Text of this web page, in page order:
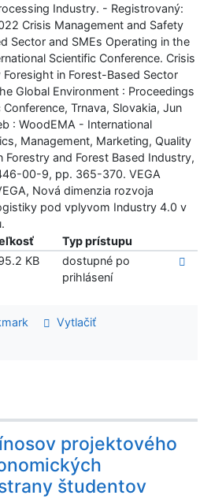
Industry. - Registrovaný:
Crisis Management and Safety
Sector and SMEs Operating in the
Scientific Conference. Crisis
in Forest-Based Sector
Global Environment : Proceedings
Trnava, Slovakia, Jun
: WoodEMA - International
Management, Marketing, Quality
Forestry and Forest Based Industry,
00-9, pp. 365-370. VEGA
Nová dimenzia rozvoja
pod vplyvom Industry 4.0 v
Typ prístupu
KB
dostupné po
prihlásení
Vytlačiť
projektového
študentov